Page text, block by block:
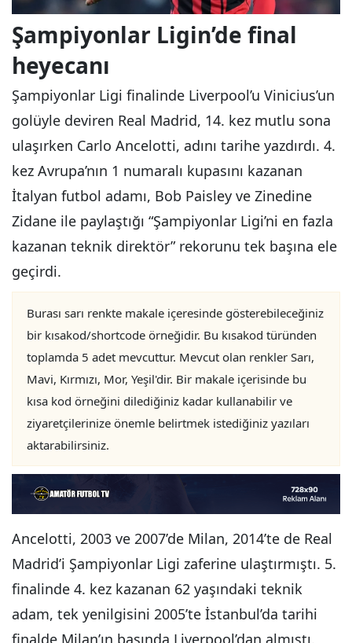
Şampiyonlar Ligin’de final
heyecanı
Şampiyonlar Ligi finalinde Liverpool’u Vinicius’un
golüyle deviren Real Madrid, 14. kez mutlu sona
ulaşırken Carlo Ancelotti, adını tarihe yazdırdı. 4.
kez Avrupa’nın 1 numaralı kupasını kazanan
İtalyan futbol adamı, Bob Paisley ve Zinedine
Zidane ile paylaştığı “Şampiyonlar Ligi’ni en fazla
kazanan teknik direktör” rekorunu tek başına ele
geçirdi.
Burası sarı renkte makale içeresinde gösterebileceğiniz
bir kısakod/shortcode örneğidir. Bu kısakod türünden
toplamda 5 adet mevcuttur. Mevcut olan renkler Sarı,
Mavi, Kırmızı, Mor, Yeşil'dir. Bir makale içerisinde bu
kısa kod örneğini dilediğiniz kadar kullanabilir ve
ziyaretçilerinize önemle belirtmek istediğiniz yazıları
aktarabilirsiniz.
Ancelotti, 2003 ve 2007’de Milan, 2014’te de Real
Madrid’i Şampiyonlar Ligi zaferine ulaştırmıştı. 5.
finalinde 4. kez kazanan 62 yaşındaki teknik
adam, tek yenilgisini 2005’te İstanbul’da tarihi